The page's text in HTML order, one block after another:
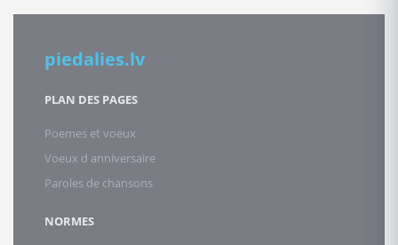
piedalies.lv
PLAN DES PAGES
Poemes et voeux
Voeux d anniversaire
Paroles de chansons
NORMES